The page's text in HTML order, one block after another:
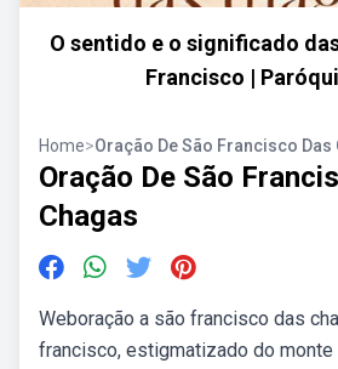
O sentido e o significado
Francisco |
Home>Oração De São Francisco Das
Oração De São
Chagas
Weboração a são francisco das
francisco, estigmatizado do monte